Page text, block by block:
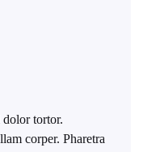
tortor.
corper. Pharetra